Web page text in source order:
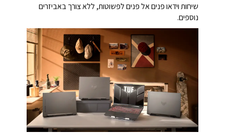
שיחות וידאו פנים אל פנים לפשוטות, ללא צורך באביזרים
נוספים.